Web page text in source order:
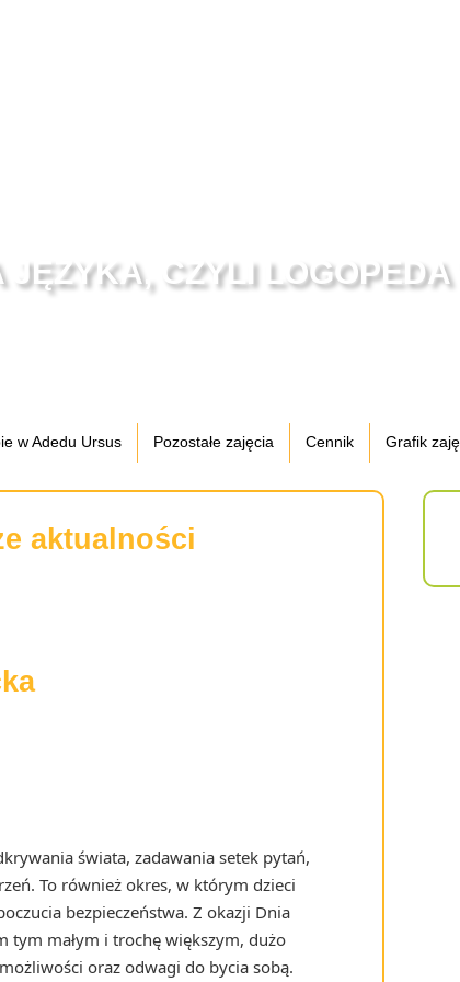
JĘZYKA, CZYLI LOGOPEDA
w Adedu Ursus Pozostałe zajęcia Cennik Grafik
aktualności
świata, zadawania setek pytań,
To również okres, w którym dzieci
bezpieczeństwa. Z okazji Dnia
tym małym i trochę większym, dużo
oraz odwagi do bycia sobą.